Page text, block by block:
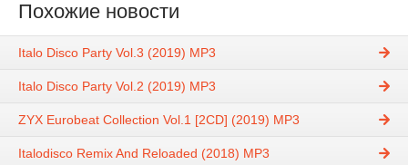
Похожие новости
Italo Disco Party Vol.3 (2019) MP3
Italo Disco Party Vol.2 (2019) MP3
ZYX Eurobeat Collection Vol.1 [2CD] (2019) MP3
Italodisco Remix And Reloaded (2018) MP3